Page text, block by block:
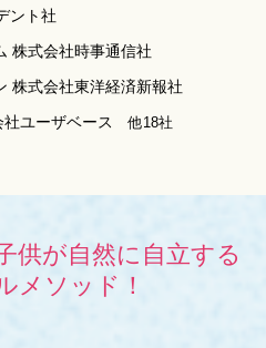
ント社
株式会社時事通信社
株式会社東洋経済新報社
ユーザベース 他18社
供が自然に自立する
メソッド！